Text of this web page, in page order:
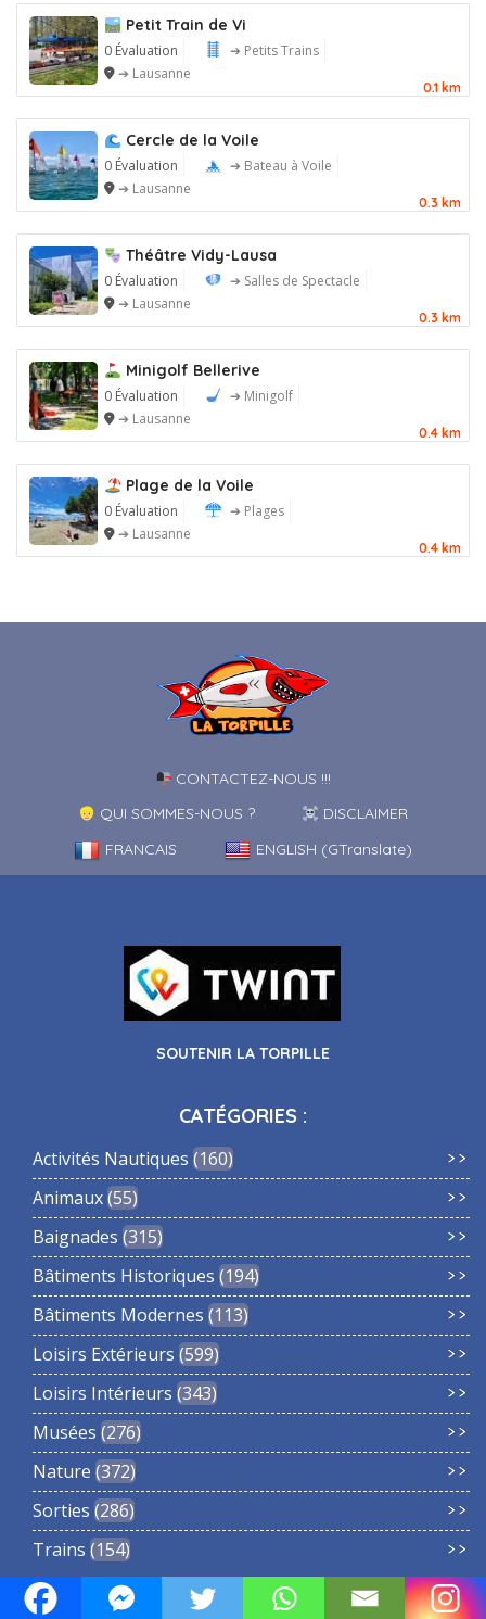
Petit Train de Vi
0 Évaluation
➔ Petits Trains
➔ Lausanne
0.1 km
Cercle de la Voile
0 Évaluation
➔ Bateau à Voile
➔ Lausanne
0.3 km
Théâtre Vidy-Lausa
0 Évaluation
➔ Salles de Spectacle
➔ Lausanne
0.3 km
Minigolf Bellerive
0 Évaluation
➔ Minigolf
➔ Lausanne
0.4 km
Plage de la Voile
0 Évaluation
➔ Plages
➔ Lausanne
0.4 km
CONTACTEZ-NOUS !!!
QUI SOMMES-NOUS ?
DISCLAIMER
FRANCAIS
ENGLISH (GTranslate)
SOUTENIR LA TORPILLE
CATÉGORIES :
Activités Nautiques 160
Animaux 55
Baignades 315
Bâtiments Historiques 194
Bâtiments Modernes 113
Loisirs Extérieurs 599
Loisirs Intérieurs 343
Musées 276
Nature 372
Sorties 286
Trains 154